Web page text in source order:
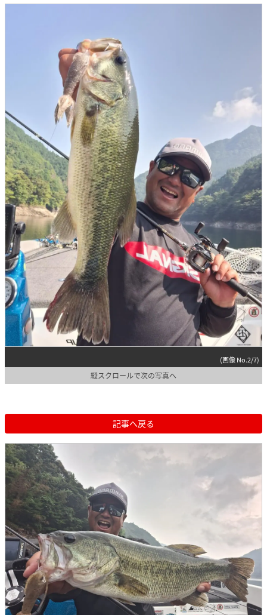
(画像 No.2/7)
縦スクロールで次の写真へ
記事へ戻る